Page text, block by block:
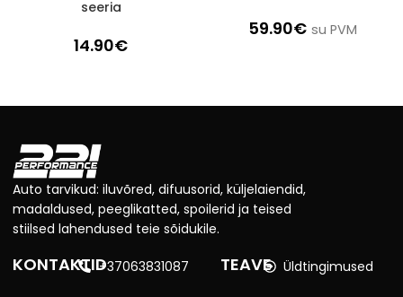
seeria
14.90€
59.90€ su PVM
Auto tarvikud: iluvõred, difuusorid, küljelaiendid,
madaldused, peeglikatted, spoilerid ja teised
stiilsed lahendused teie sõidukile.
KONTAKTID+37063831087 TEAVE Üldtingimused